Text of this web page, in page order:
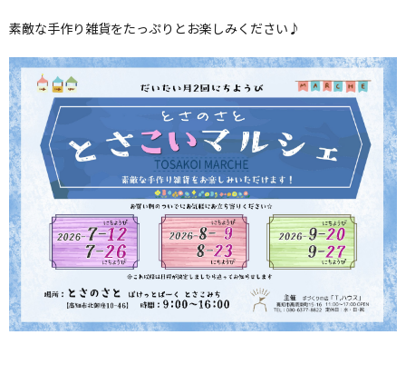
素敵な手作り雑貨をたっぷりとお楽しみください♪